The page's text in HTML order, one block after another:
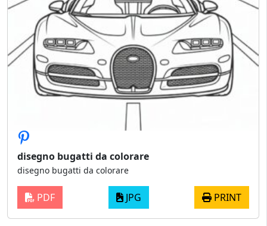
disegno bugatti da colorare
disegno bugatti da colorare
PDF JPG PRINT